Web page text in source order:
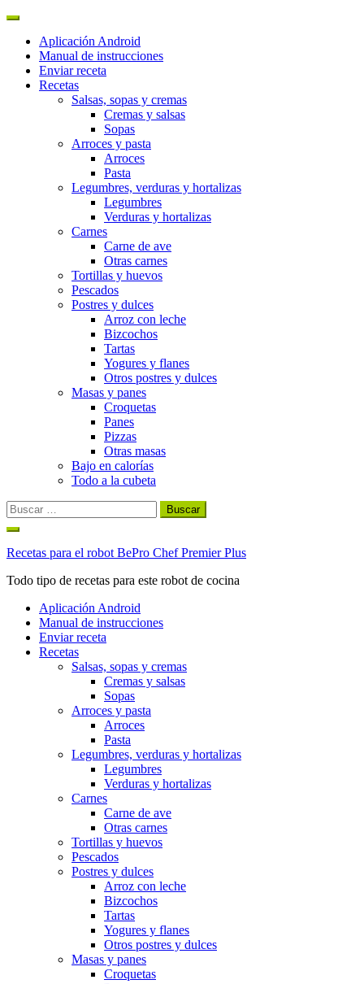
Aplicación Android
Manual de instrucciones
Enviar receta
Recetas
Salsas, sopas y cremas
Cremas y salsas
Sopas
Arroces y pasta
Arroces
Pasta
Legumbres, verduras y hortalizas
Legumbres
Verduras y hortalizas
Carnes
Carne de ave
Otras carnes
Tortillas y huevos
Pescados
Postres y dulces
Arroz con leche
Bizcochos
Tartas
Yogures y flanes
Otros postres y dulces
Masas y panes
Croquetas
Panes
Pizzas
Otras masas
Bajo en calorías
Todo a la cubeta
Buscar:
Ir
contenido
Recetas para el robot BePro Chef Premier Plus
Todo tipo de recetas para este robot de cocina
Aplicación Android
Manual de instrucciones
Enviar receta
Recetas
Salsas, sopas y cremas
Cremas y salsas
Sopas
Arroces y pasta
Arroces
Pasta
Legumbres, verduras y hortalizas
Legumbres
Verduras y hortalizas
Carnes
Carne de ave
Otras carnes
Tortillas y huevos
Pescados
Postres y dulces
Arroz con leche
Bizcochos
Tartas
Yogures y flanes
Otros postres y dulces
Masas y panes
Croquetas